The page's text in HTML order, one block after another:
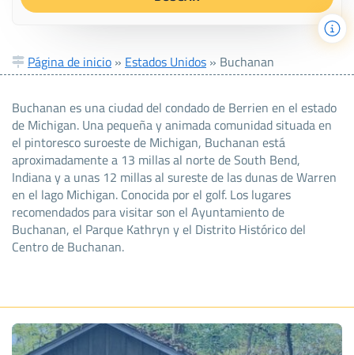
Página de inicio » Estados Unidos » Buchanan
Buchanan es una ciudad del condado de Berrien en el estado
de Michigan. Una pequeña y animada comunidad situada en
el pintoresco suroeste de Michigan, Buchanan está
aproximadamente a 13 millas al norte de South Bend,
Indiana y a unas 12 millas al sureste de las dunas de Warren
en el lago Michigan. Conocida por el golf. Los lugares
recomendados para visitar son el Ayuntamiento de
Buchanan, el Parque Kathryn y el Distrito Histórico del
Centro de Buchanan.